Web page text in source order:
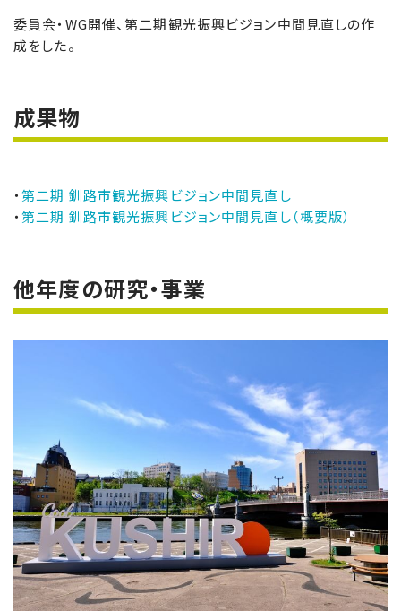
委員会・WG開催、第二期観光振興ビジョン中間見直しの作
成をした。
成果物
・第二期 釧路市観光振興ビジョン中間見直し
・第二期 釧路市観光振興ビジョン中間見直し（概要版）
他年度の研究・事業